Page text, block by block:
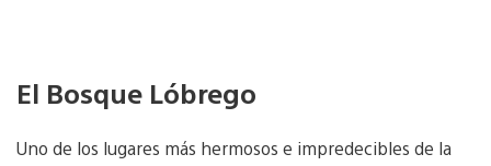
El Bosque Lóbrego
Uno de los lugares más hermosos e impredecibles de la